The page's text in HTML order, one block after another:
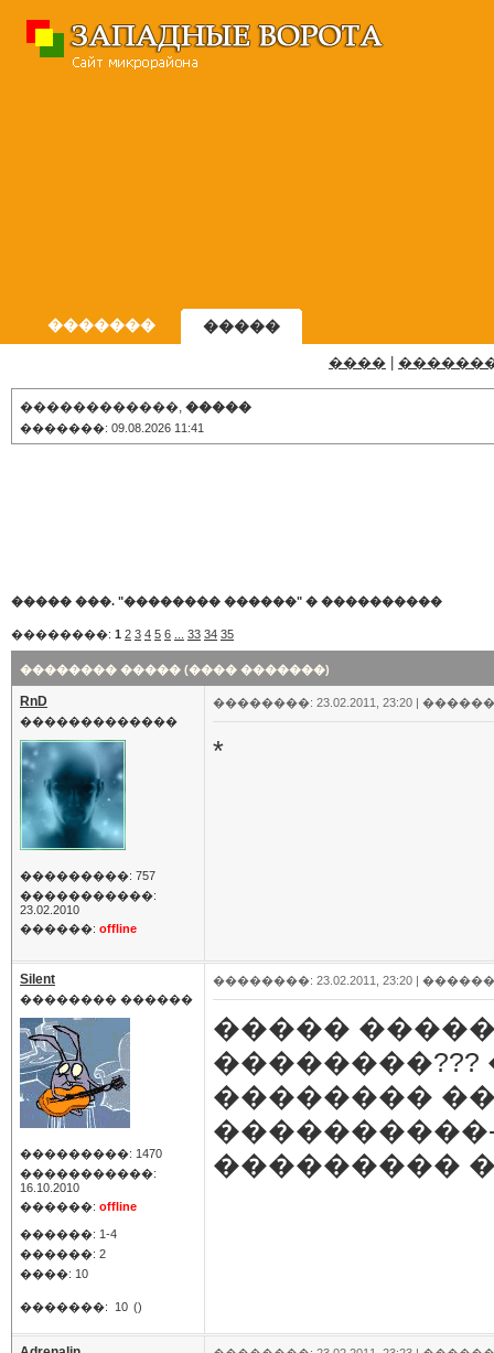
������� �����
����
������������, �����
�������: 09.08.2026 11:41
����� ���. "�������� ������" � ����������
��������: 1 2 3 4 5 6 33 34 35
�������� ����� (���� �������)
RnD
�������������
���������: 757
�����������:
23.02.2010
������: offline
��������: 23.02.2011, 23:20 |
*
Silent
�������� ������
���������: 1470
�����������:
16.10.2010
������: offline
������: 1-4
������: 2
����: 10
�������: 10 ()
��������: 23.02.2011, 23:20 |
�����
��������
���������